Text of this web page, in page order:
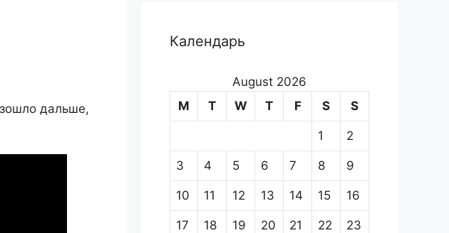
дальше,
Календарь
August 2026
M
T W T F S S
1 2
3 4 5 6 7 8 9
10 11 12 13 14 15 16
17 18 19 20 21 22 23